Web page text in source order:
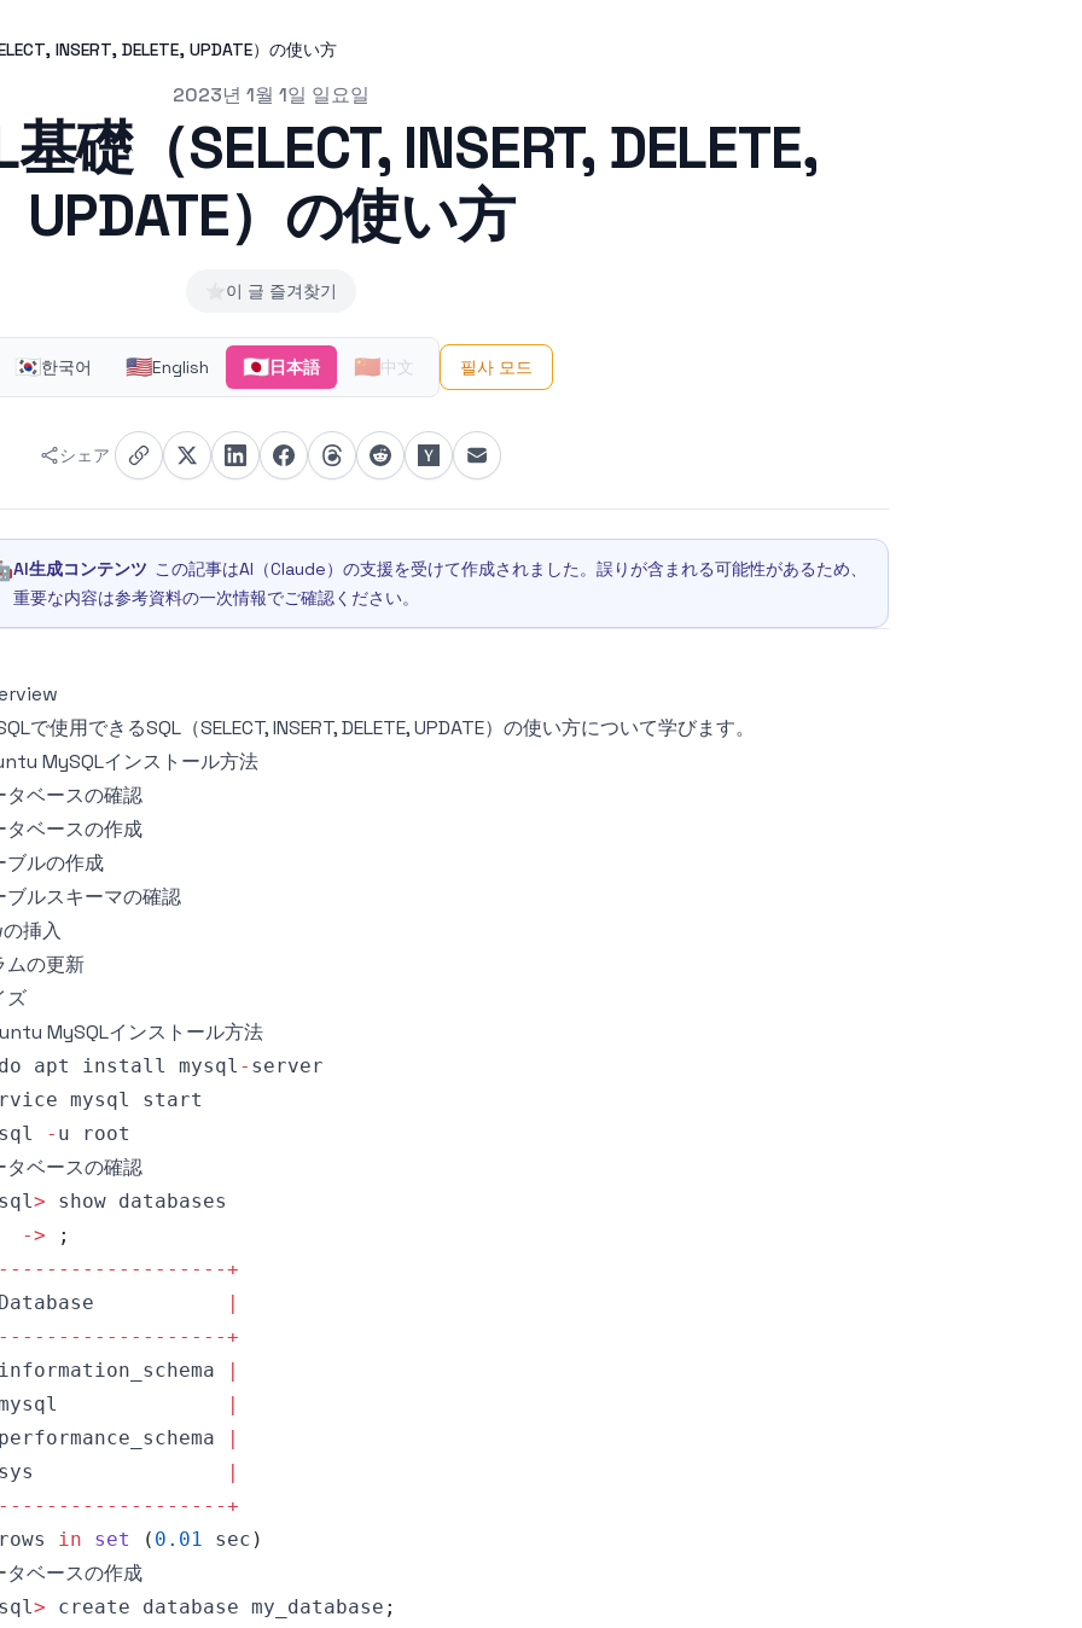
INSERT, DELETE, UPDATE）の使い方
2023년 1월 1일 일요일
礎（SELECT, INSERT, DELETE,
UPDATE）の使い方
⭐이 글 즐겨찾기
🇰🇷한국어 🇺🇸English 🇯🇵日本語 🇨🇳中文 필사 모드
シェア
AI生成コンテンツ この記事はAI（Claude）の支援を受けて作成されました。誤りが含まれる可能性があるため、
重要な内容は参考資料の一次情報でご確認ください。
で使用できるSQL（SELECT, INSERT, DELETE, UPDATE）の使い方について学びます。
MySQLインストール方法
タベースの確認
タベースの作成
ブルの作成
ブルスキーマの確認
挿入
ムの更新
ズ
MySQLインストール方法
apt install mysql -
-
タベースの確認
>
->
;
-- -- -- -- -- -- -- -- --+
Database
|
-- -- -- -- -- -- -- -- --+
|
|
|
|
-- -- -- -- -- -- -- -- --+
in set ( 0.01 sec )
タベースの作成
> create database my_database ;